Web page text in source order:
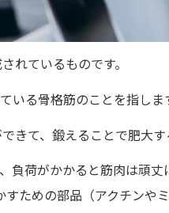
れているものです。
いる骨格筋のことを指しま
きて、鍛えることで肥大す
負荷がかかると筋肉は頑丈
ための部品（アクチンや